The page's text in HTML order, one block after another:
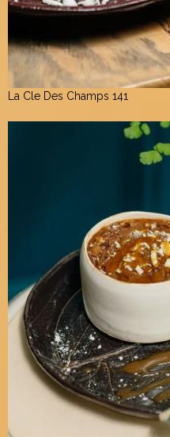
La Cle Des Champs 141